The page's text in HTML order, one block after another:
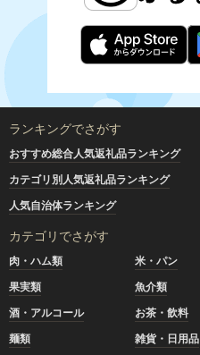
ランキングでさがす
おすすめ総合人気返礼品ランキング
カテゴリ別人気返礼品ランキング
人気自治体ランキング
カテゴリでさがす
肉・ハム類 米・パン
果実類
魚介類
酒・アルコール
お茶・飲料
麺類
雑貨・日用品